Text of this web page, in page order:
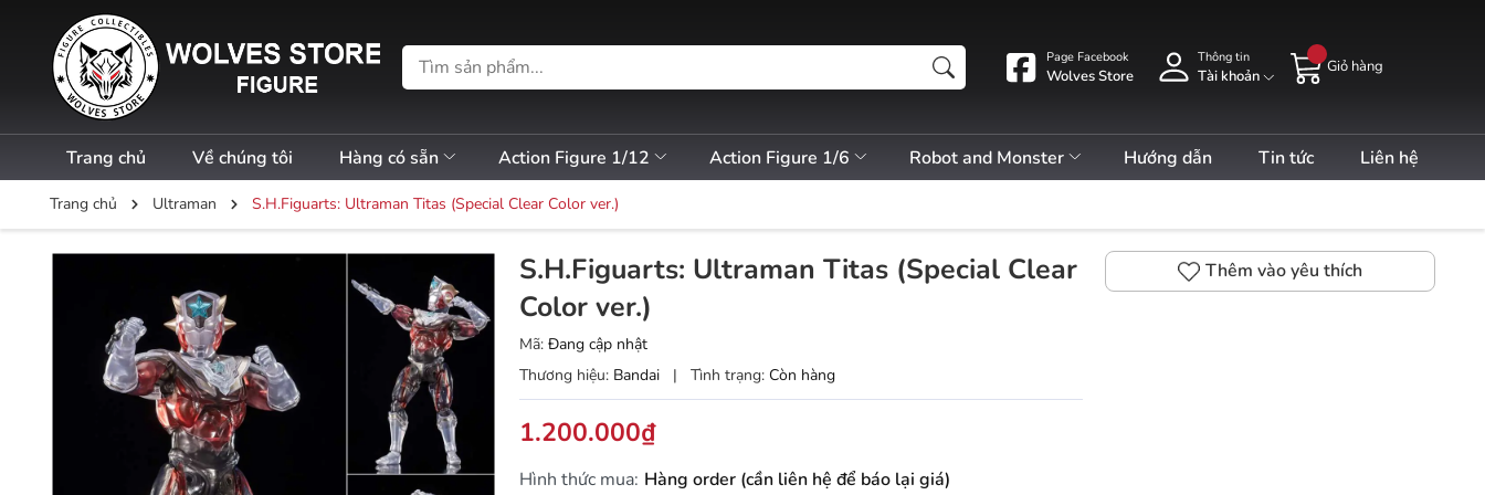
Page Facebook
Wolves Store
Thông tin
Tài khoản
Giỏ hàng
Trang chủ Về chúng tôi Hàng có sẵn Action Figure 1/12 Action Figure 1/6 Robot and Monster Hướng dẫn Tin tức Liên hệ
Trang chủ Ultraman S.H.Figuarts: Ultraman Titas (Special Clear Color ver.)
S.H.Figuarts: Ultraman Titas (Special Clear
Color ver.)
Mã: Đang cập nhật
Thương hiệu: Bandai | Tình trạng: Còn hàng
1.200.000₫
Hình thức mua: Hàng order (cần liên hệ để báo lại giá)
Thêm vào yêu thích